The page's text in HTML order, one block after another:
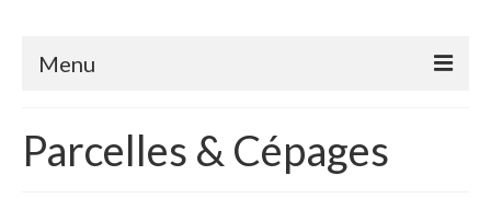
Menu
Histoire
Parcelles & Cépages